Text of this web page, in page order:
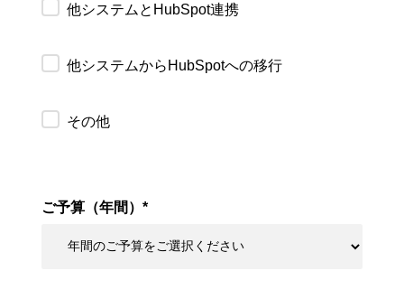
他システムとHubSpot連携
他システムからHubSpotへの移行
その他
ご予算（年間）*